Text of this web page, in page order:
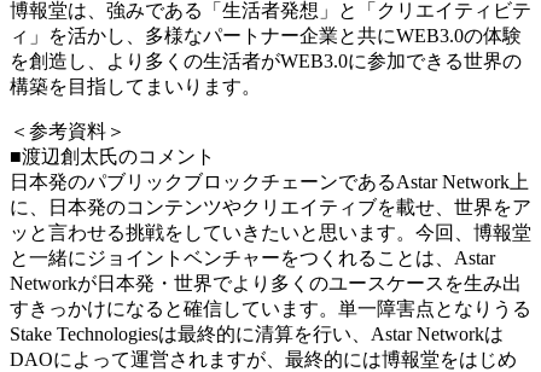
博報堂は、強みである「生活者発想」と「クリエイティビテ
ィ」を活かし、多様なパートナー企業と共にWEB3.0の体験
を創造し、より多くの生活者がWEB3.0に参加できる世界の
構築を目指してまいります。
＜参考資料＞
■渡辺創太氏のコメント
日本発のパブリックブロックチェーンであるAstar Network上
に、日本発のコンテンツやクリエイティブを載せ、世界をア
ッと言わせる挑戦をしていきたいと思います。今回、博報堂
と一緒にジョイントベンチャーをつくれることは、Astar
Networkが日本発・世界でより多くのユースケースを生み出
すきっかけになると確信しています。単一障害点となりうる
Stake Technologiesは最終的に清算を行い、Astar Networkは
DAOによって運営されますが、最終的には博報堂をはじめ